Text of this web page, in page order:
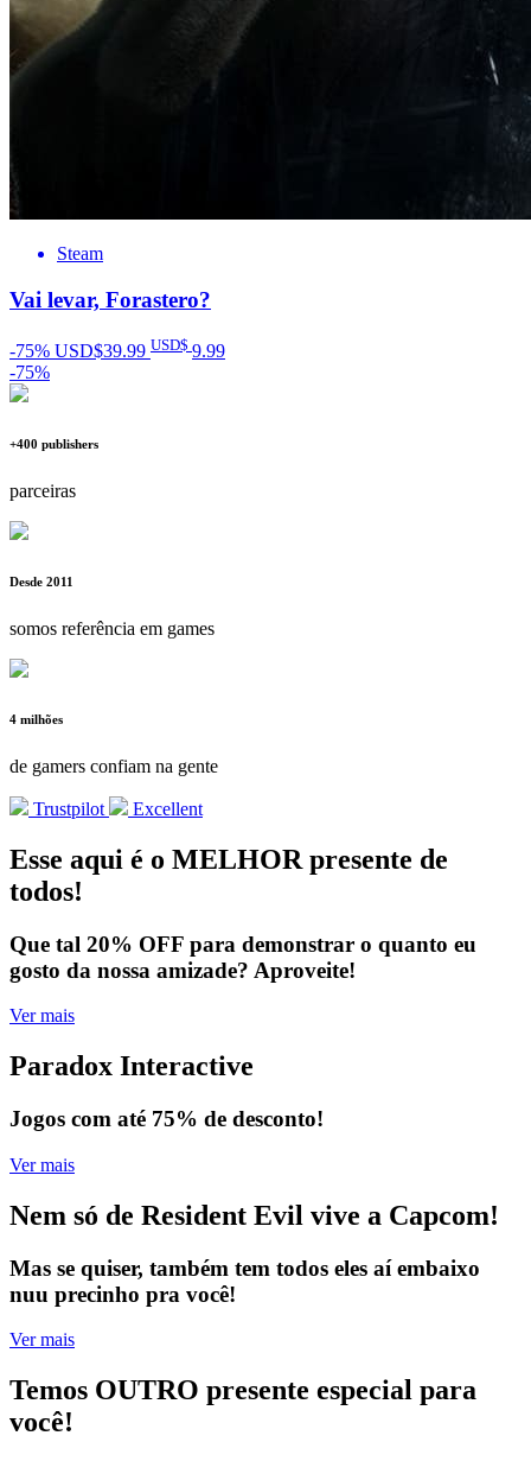
Steam
Vai levar, Forastero?
-75% USD$39.99 USD$ 9.99
-75%
+400 publishers
parceiras
Desde 2011
somos referência em games
4 milhões
de gamers confiam na gente
Trustpilot Excellent
Esse aqui é o MELHOR presente de
todos!
Que tal 20% OFF para demonstrar o quanto eu
gosto da nossa amizade? Aproveite!
Ver mais
Paradox Interactive
Jogos com até 75% de desconto!
Ver mais
Nem só de Resident Evil vive a Capcom!
Mas se quiser, também tem todos eles aí embaixo
nuu precinho pra você!
Ver mais
Temos OUTRO presente especial para
você!